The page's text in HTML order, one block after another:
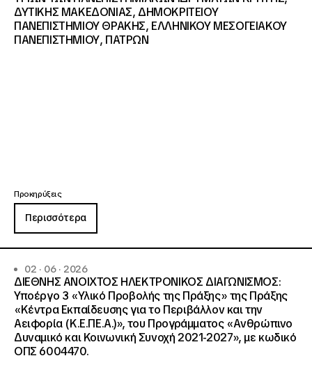
ΔΥΤΙΚΗΣ ΜΑΚΕΔΟΝΙΑΣ, ΔΗΜΟΚΡΙΤΕΙΟΥ
ΠΑΝΕΠΙΣΤΗΜΙΟΥ ΘΡΑΚΗΣ, ΕΛΛΗΝΙΚΟΥ ΜΕΣΟΓΕΙΑΚΟΥ
ΠΑΝΕΠΙΣΤΗΜΙΟΥ, ΠΑΤΡΩΝ
Προκηρύξεις
Περισσότερα
02 · 06 · 2026
ΔΙΕΘΝΗΣ ΑΝΟΙΧΤΟΣ ΗΛΕΚΤΡΟΝΙΚΟΣ ΔΙΑΓΩΝΙΣΜΟΣ:
Υποέργο 3 «Υλικό Προβολής της Πράξης» της Πράξης
«Κέντρα Εκπαίδευσης για το Περιβάλλον και την
Αειφορία (Κ.Ε.ΠΕ.Α.)», του Προγράμματος «Ανθρώπινο
Δυναμικό και Κοινωνική Συνοχή 2021-2027», με κωδικό
ΟΠΣ 6004470.